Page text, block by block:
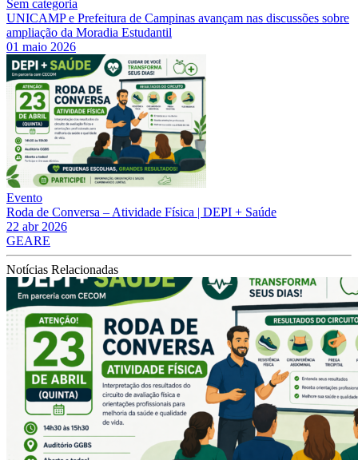
Sem categoria
UNICAMP e Prefeitura de Campinas avançam nas discussões sobre
ampliação da Moradia Estudantil
01 maio 2026
Evento
Roda de Conversa – Atividade Física | DEPI + Saúde
22 abr 2026
GEARE
Notícias Relacionadas